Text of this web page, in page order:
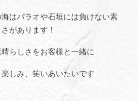
はパラオや石垣には負けない素
があります！
らしさをお客様と一緒に
しみ、笑いあいたいです